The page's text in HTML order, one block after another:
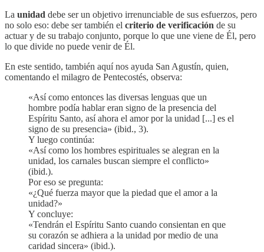
La unidad debe ser un objetivo irrenunciable de sus esfuerzos, pero
no solo eso: debe ser también el criterio de verificación de su
actuar y de su trabajo conjunto, porque lo que une viene de Él, pero
lo que divide no puede venir de Él.
En este sentido, también aquí nos ayuda San Agustín, quien,
comentando el milagro de Pentecostés, observa:
«Así como entonces las diversas lenguas que un
hombre podía hablar eran signo de la presencia del
Espíritu Santo, así ahora el amor por la unidad [...] es el
signo de su presencia» (ibid., 3).
Y luego continúa:
«Así como los hombres espirituales se alegran en la
unidad, los carnales buscan siempre el conflicto»
(ibid.).
Por eso se pregunta:
«¿Qué fuerza mayor que la piedad que el amor a la
unidad?»
Y concluye:
«Tendrán el Espíritu Santo cuando consientan en que
su corazón se adhiera a la unidad por medio de una
caridad sincera» (ibid.).